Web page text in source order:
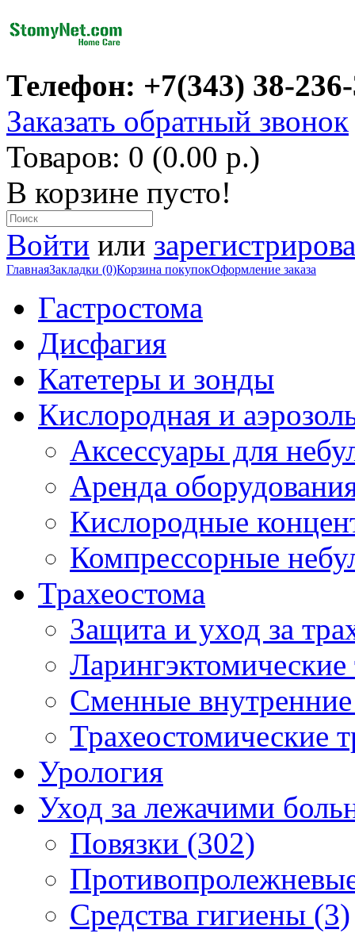
Телефон: +7(343) 38-
Заказать обратный звонок
Товаров: 0 (0.00 р.)
В корзине пусто!
Войти или
ГлавнаяЗакладки (0)Корзина покупокОформление заказа
Гастростома
Дисфагия
Катетеры и зонды
Кислородная и
Аксессуары для
Аренда
Кислородные
Компрессорные
Трахеостома
Защита и уход за
Сменные
Трахеостомические
Урология
Уход за лежачими
Повязки (302)
Средства гигиены (3)